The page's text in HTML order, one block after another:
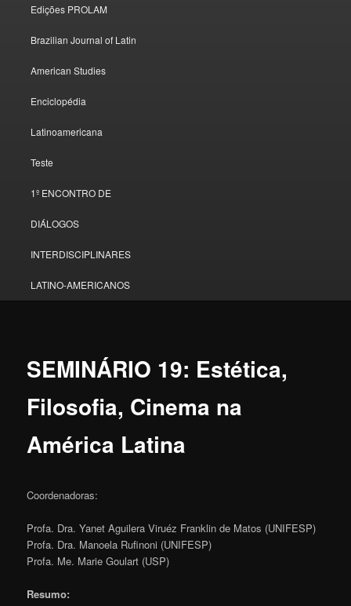
Edições PROLAM
Brazilian Journal of Latin
American Studies
Enciclopédia
Latinoamericana
Teste
1º ENCONTRO DE
DIÁLOGOS
INTERDISCIPLINARES
LATINO-AMERICANOS
SEMINÁRIO 19: Estética,
Filosofia, Cinema na
América Latina
Coordenadoras:
Profa. Dra. Yanet Aguilera Viruéz Franklin de Matos (UNIFESP)
Profa. Dra. Manoela Rufinoni (UNIFESP)
Profa. Me. Marie Goulart (USP)
Resumo: